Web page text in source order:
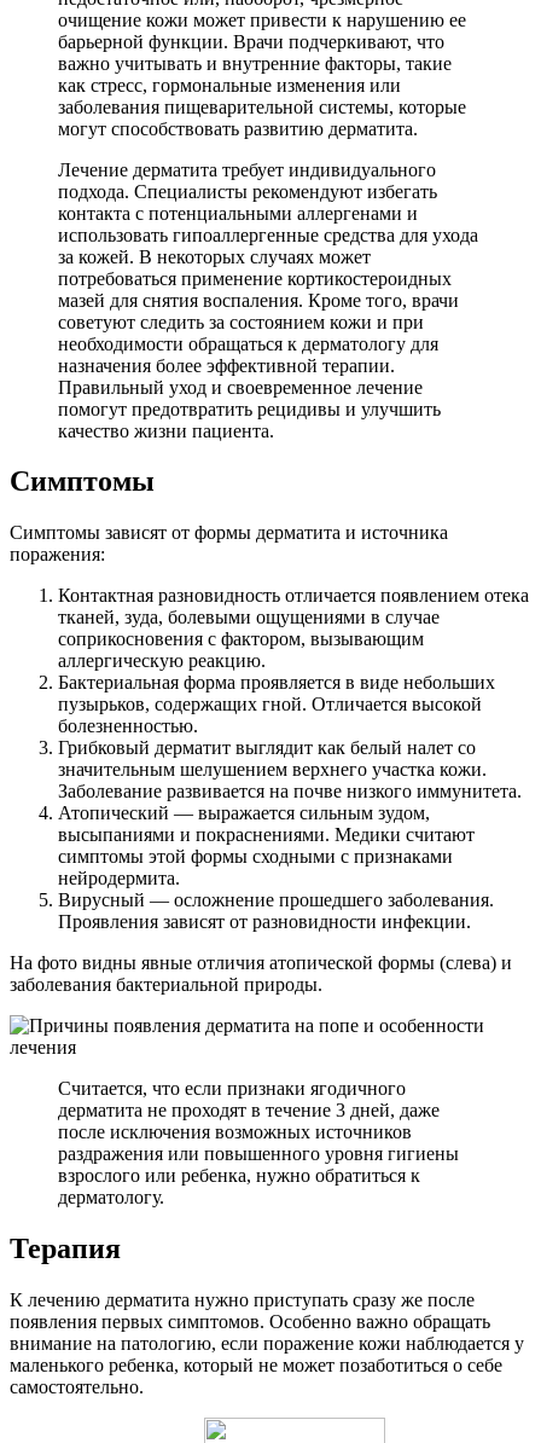
очищение кожи может привести к нарушению ее
барьерной функции. Врачи подчеркивают, что
важно учитывать и внутренние факторы, такие
как стресс, гормональные изменения или
заболевания пищеварительной системы, которые
могут способствовать развитию дерматита.
Лечение дерматита требует индивидуального
подхода. Специалисты рекомендуют избегать
контакта с потенциальными аллергенами и
использовать гипоаллергенные средства для ухода
за кожей. В некоторых случаях может
потребоваться применение кортикостероидных
мазей для снятия воспаления. Кроме того, врачи
советуют следить за состоянием кожи и при
необходимости обращаться к дерматологу для
назначения более эффективной терапии.
Правильный уход и своевременное лечение
помогут предотвратить рецидивы и улучшить
качество жизни пациента.
Симптомы
Симптомы зависят от формы дерматита и источника
поражения:
Контактная разновидность отличается появлением отека
тканей, зуда, болевыми ощущениями в случае
соприкосновения с фактором, вызывающим
аллергическую реакцию.
Бактериальная форма проявляется в виде небольших
пузырьков, содержащих гной. Отличается высокой
болезненностью.
Грибковый дерматит выглядит как белый налет со
значительным шелушением верхнего участка кожи.
Заболевание развивается на почве низкого иммунитета.
Атопический — выражается сильным зудом,
высыпаниями и покраснениями. Медики считают
симптомы этой формы сходными с признаками
нейродермита.
Вирусный — осложнение прошедшего заболевания.
Проявления зависят от разновидности инфекции.
На фото видны явные отличия атопической формы (слева) и
заболевания бактериальной природы.
Считается, что если признаки ягодичного
дерматита не проходят в течение 3 дней, даже
после исключения возможных источников
раздражения или повышенного уровня гигиены
взрослого или ребенка, нужно обратиться к
дерматологу.
Терапия
К лечению дерматита нужно приступать сразу же после
появления первых симптомов. Особенно важно обращать
внимание на патологию, если поражение кожи наблюдается у
маленького ребенка, который не может позаботиться о себе
самостоятельно.